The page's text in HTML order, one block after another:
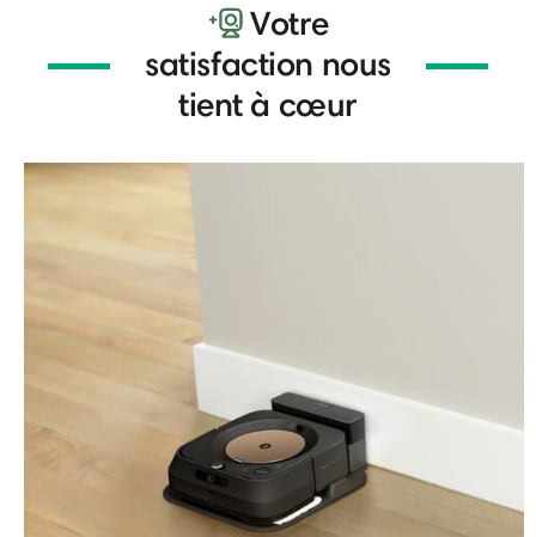
Votre
satisfaction nous
tient à cœur